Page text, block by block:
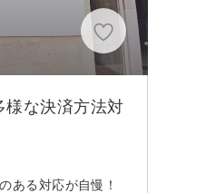
様な決済方法対
ある対応が自慢！